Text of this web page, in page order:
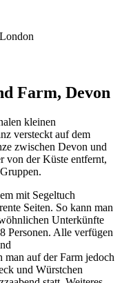
Farm, Devon
kleinen
versteckt auf dem
zwischen Devon und
von der Küste entfernt,
mit Segeltuch
Seiten. So kann man
Unterkünfte
Personen. Alle verfügen
man auf der Farm jedoch
und Würstchen